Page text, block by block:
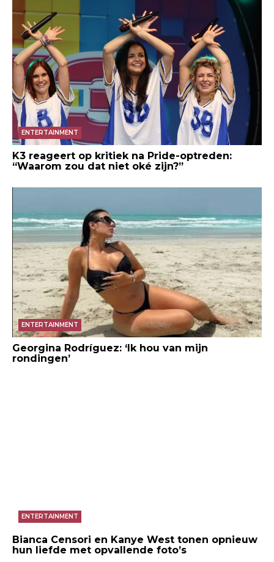
ENTERTAINMENT
K3 reageert op kritiek na Pride-optreden:
“Waarom zou dat niet oké zijn?”
ENTERTAINMENT
Georgina Rodríguez: ‘Ik hou van mijn
rondingen’
ENTERTAINMENT
Bianca Censori en Kanye West tonen opnieuw
hun liefde met opvallende foto’s